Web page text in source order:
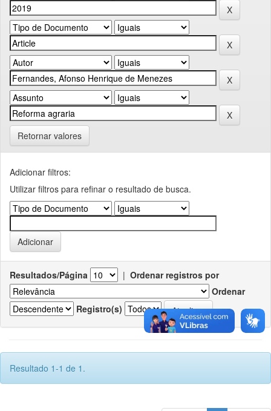
Retornar valores
Adicionar filtros:
Utilizar filtros para refinar o resultado de busca.
Resultados/Página | Ordenar registros por
Ordenar
Registro(s)
Resultado 1-1 de 1.